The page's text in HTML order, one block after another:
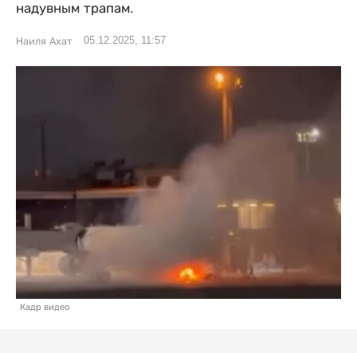
надувным трапам.
Наиля Ахат 05.12.2025, 11:57
Кадр видео